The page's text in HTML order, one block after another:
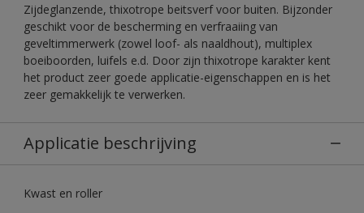
Zijdeglanzende, thixotrope beitsverf voor buiten. Bijzonder
geschikt voor de bescherming en verfraaiing van
geveltimmerwerk (zowel loof- als naaldhout), multiplex
boeiboorden, luifels e.d. Door zijn thixotrope karakter kent
het product zeer goede applicatie-eigenschappen en is het
zeer gemakkelijk te verwerken.
Applicatie beschrijving
Kwast en roller